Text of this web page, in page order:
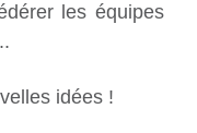
les équipes
idées !